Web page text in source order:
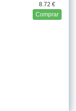
8.72 €
Comprar